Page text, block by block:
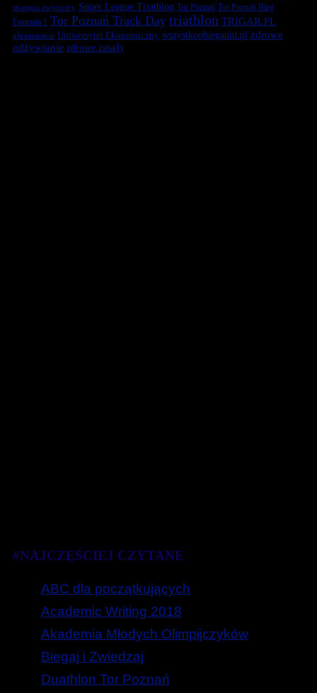
strategia zwycięzcy Super League Triathlon Tor Poznań Tor Poznań Bieg
Formuła 1 Tor Poznań Track Day triathlon TRIGAR.PL
ultramaraton Uniwersytet Ekonomiczny wszystkoobieganiu.pl zdrowe
odżywianie zdrowe zasady
#NAJCZĘŚCIEJ CZYTANE
ABC dla początkujących
Academic Writing 2018
Akademia Młodych Olimpijczyków
Biegaj i Zwiedzaj
Duathlon Tor Poznań